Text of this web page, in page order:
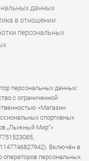
данных
в отношении
персональных
персональных данных:
с ограниченной
«Магазин
спортивных
„Лыжный Мир“»
Включён в
операторов персональных